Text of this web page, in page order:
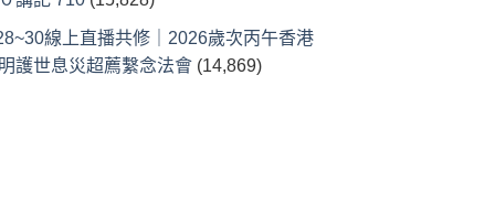
線上直播共修｜2026歲次丙午香港
護世息災超薦繫念法會 (14,869)